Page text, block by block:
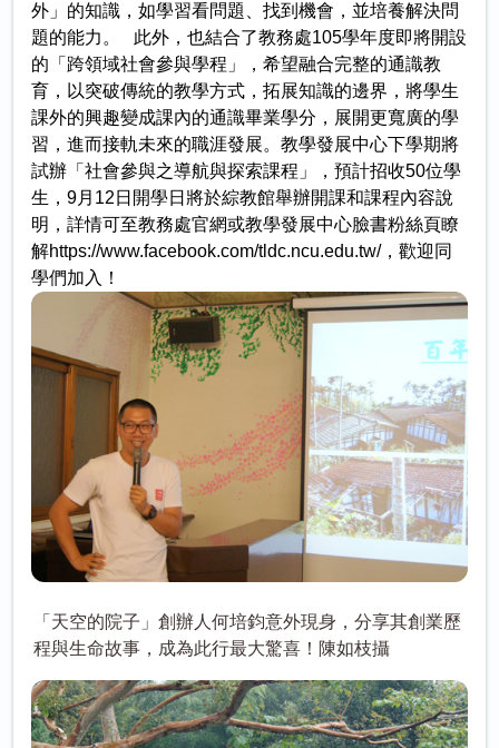
外」的知識，如學習看問題、找到機會，並培養解決問
題的能力。 此外，也結合了教務處105學年度即將開設
的「跨領域社會參與學程」，希望融合完整的通識教
育，以突破傳統的教學方式，拓展知識的邊界，將學生
課外的興趣變成課內的通識畢業學分，展開更寬廣的學
習，進而接軌未來的職涯發展。教學發展中心下學期將
試辦「社會參與之導航與探索課程」，預計招收50位學
生，9月12日開學日將於綜教館舉辦開課和課程內容說
明，詳情可至教務處官網或教學發展中心臉書粉絲頁瞭
解https://www.facebook.com/tldc.ncu.edu.tw/，歡迎同
學們加入！
「天空的院子」創辦人何培鈞意外現身，分享其創業歷
程與生命故事，成為此行最大驚喜！陳如枝攝